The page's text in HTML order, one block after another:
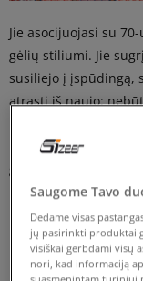
Jie asocijuojasi su
gėlių stiliumi. Jie
susiliejo į įspūdingą,
atrasti iš naujo:
prislopintas vaizdas,
gotikinio žavesio? Su
batai ir aksesuarai
Oldschool
Saugome Tavo
Dedame visas
jų pasirinkti produktai
visiškai gerbdami visų
nori, kad informaciją